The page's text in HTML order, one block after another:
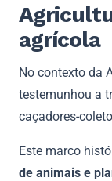
agrícola
No contexto da
testemunhou a
caçadores-
Este marco
de animais e